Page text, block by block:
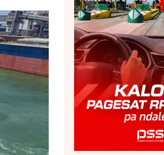
FJALEN
NE